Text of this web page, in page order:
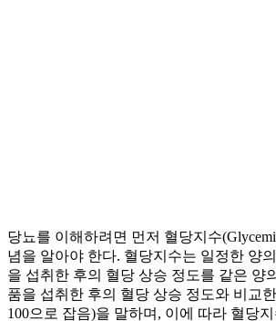
당뇨를 이해하려면 먼저 혈당지수
념을 알아야 한다. 혈당지수는 일정한 양
을 섭취한 후의 혈당 상승 정도를 같은 양
품을 섭취한 후의 혈당 상승 정도와 비교
100으로 잡음)을 말하며, 이에 따라 혈당